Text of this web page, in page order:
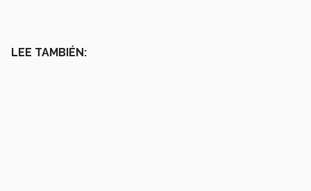
LEE TAMBIÉN: